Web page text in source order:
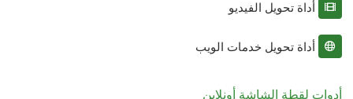
أداة تحويل الفيديو
أداة تحويل خدمات الويب
أدوات لقطة الشاشة أونلاين